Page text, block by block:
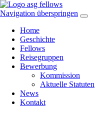
Navigation überspringen
Home
Geschichte
Fellows
Reisegruppen
Bewerbung
Kommission
Aktuelle Statuten
News
Kontakt